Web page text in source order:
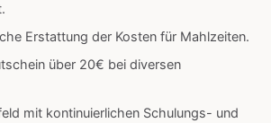
Erstattung der Kosten für Mahlzeiten.
über 20€ bei diversen
mit kontinuierlichen Schulungs- und